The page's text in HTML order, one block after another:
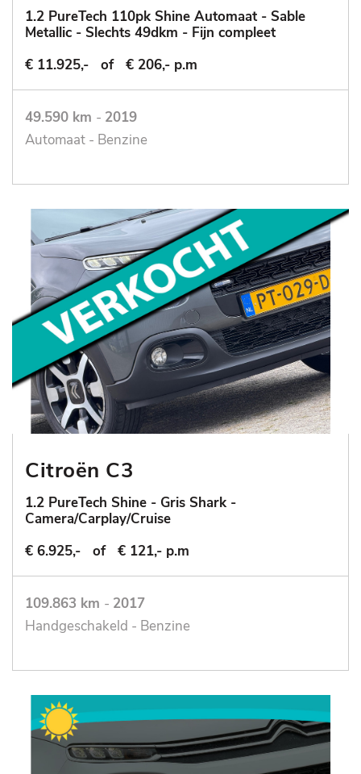
1.2 PureTech 110pk Shine Automaat - Sable
Metallic - Slechts 49dkm - Fijn compleet
€ 11.925,-
of € 206,- p.m
49.590 km - 2019
Automaat - Benzine
Citroën C3
1.2 PureTech Shine - Gris Shark -
Camera/Carplay/Cruise
€ 6.925,-
of € 121,- p.m
109.863 km - 2017
Handgeschakeld - Benzine